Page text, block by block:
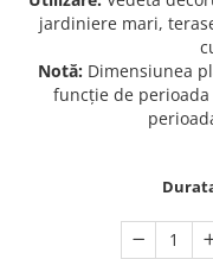
Seminte de Ierburi
Seminte de Legume/
jardiniere mari,
Notă: Dimensiunea
funcție de